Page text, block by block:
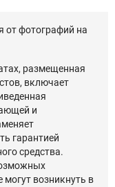
от фотографий на
размещенная
включает
и
гарантией
средства.
могут возникнуть в